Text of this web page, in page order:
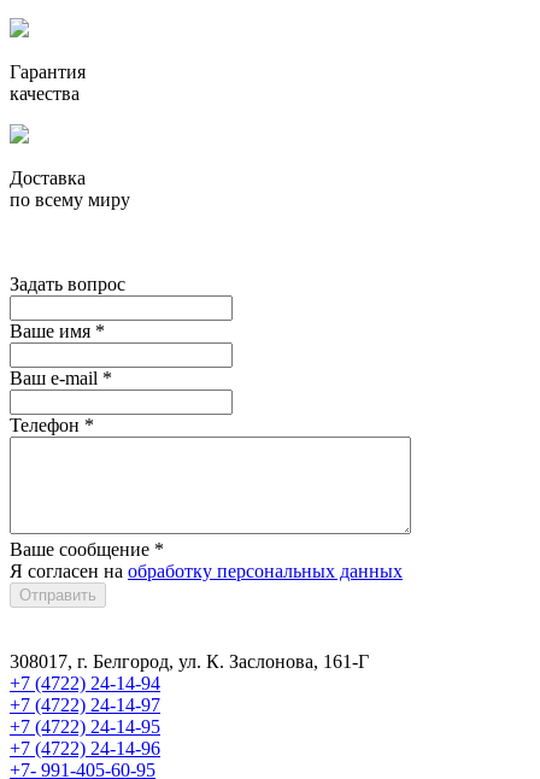
Гарантия
качества
Доставка
по всему миру
Задать вопрос
Ваше имя *
Ваш e-mail *
Телефон *
Ваше сообщение *
Я согласен на обработку персональных данных
308017, г. Белгород, ул. К. Заслонова, 161-Г
+7 (4722) 24-14-94
+7 (4722) 24-14-97
+7 (4722) 24-14-95
+7 (4722) 24-14-96
+7- 991-405-60-95